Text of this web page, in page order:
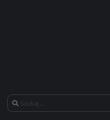
Szukaj: